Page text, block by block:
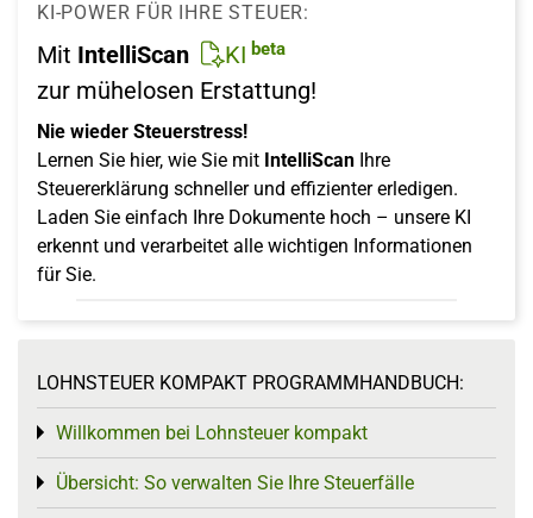
KI-POWER FÜR IHRE STEUER:
Mit IntelliScan KI beta
zur mühelosen Erstattung!
Nie wieder Steuerstress!
Lernen Sie hier, wie Sie mit IntelliScan Ihre
Steuererklärung schneller und effizienter erledigen.
Laden Sie einfach Ihre Dokumente hoch – unsere KI
erkennt und verarbeitet alle wichtigen Informationen
für Sie.
LOHNSTEUER KOMPAKT PROGRAMMHANDBUCH:
Willkommen bei Lohnsteuer kompakt
Toggle menu
Übersicht: So verwalten Sie Ihre Steuerfälle
Toggle menu